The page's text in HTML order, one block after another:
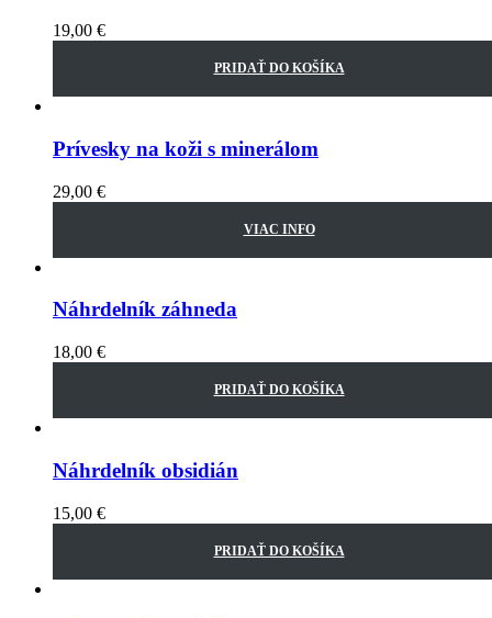
19,00 €
PRIDAŤ DO KOŠÍKA
Prívesky na koži s minerálom
29,00 €
VIAC INFO
Náhrdelník záhneda
18,00 €
PRIDAŤ DO KOŠÍKA
Náhrdelník obsidián
15,00 €
PRIDAŤ DO KOŠÍKA